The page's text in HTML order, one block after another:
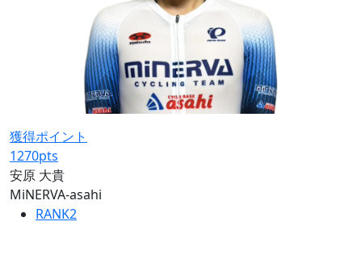
獲得ポイント
1270pts
安原 大貴
MiNERVA-asahi
RANK2